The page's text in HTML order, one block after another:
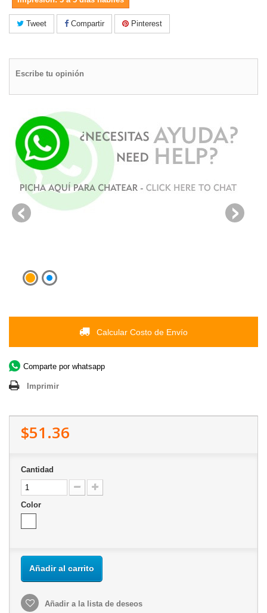
Tweet Compartir Pinterest
Escribe tu opinión
Calcular Costo de Envío
Comparte por whatsapp
Imprimir
$51.36
Cantidad
Color
Añadir al carrito
Añadir a la lista de deseos